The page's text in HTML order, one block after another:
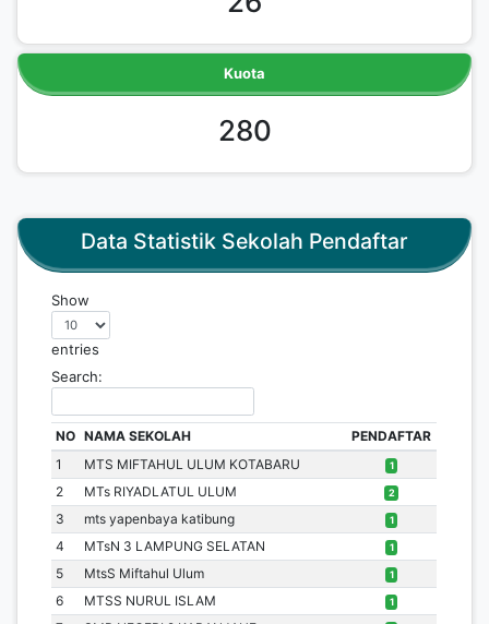
Kuota
280
Data Statistik Sekolah Pendaftar
Show
entries
Search:
NO NAMA SEKOLAH
PENDAFTAR
1
MTS MIFTAHUL ULUM KOTABARU 1
2 MTs RIYADLATUL ULUM 2
3 mts yapenbaya katibung 1
4 MTsN 3 LAMPUNG SELATAN 1
5 MtsS Miftahul Ulum 1
6 MTSS NURUL ISLAM 1